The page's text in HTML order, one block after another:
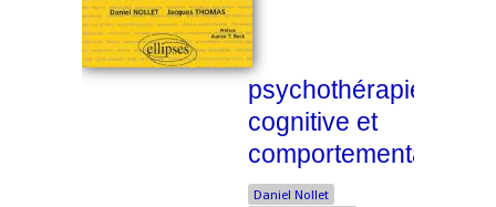
psychothérapie
cognitive et
comportementale
Daniel Nollet